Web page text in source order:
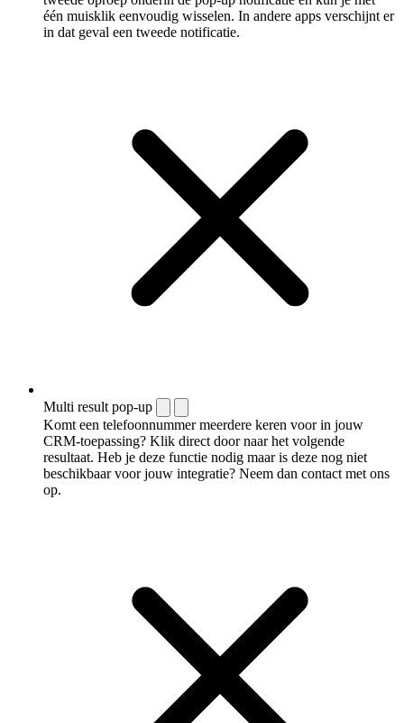
één muisklik eenvoudig wisselen. In andere apps verschijnt er
in dat geval een tweede notificatie.
Multi result pop-up
Komt een telefoonnummer meerdere keren voor in jouw
CRM-toepassing? Klik direct door naar het volgende
resultaat. Heb je deze functie nodig maar is deze nog niet
beschikbaar voor jouw integratie? Neem dan contact met ons
op.